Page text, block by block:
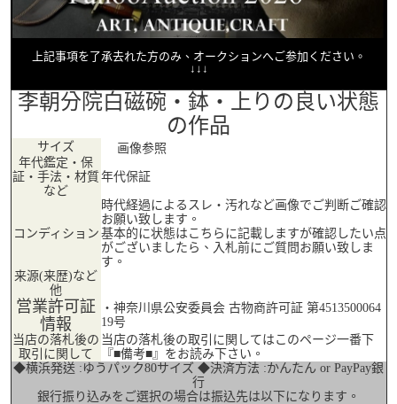
上記事項を了承去れた方のみ、オークションへご参加ください。
↓↓↓
李朝分院白磁碗・鉢・上りの良い状態
の作品
サイズ
画像参照
年代鑑定・保
証・手法・材質
など
年代保証
コンディション
時代経過によるスレ・汚れなど画像でご判断ご確認
お願い致します。
基本的に状態はこちらに記載しますが確認したい点
がございましたら、入札前にご質問お願い致しま
す。
来源(来歴)など
他
営業許可証
情報
・神奈川県公安委員会 古物商許可証 第4513500064
19号
当店の落札後の
取引に関して
当店の落札後の取引に関してはこのページ一番下
『■備考■』をお読み下さい。
◆横浜発送 :ゆうパック80サイズ ◆決済方法 :かんたん or PayPay銀
行
銀行振り込みをご選択の場合は振込先は以下になります。